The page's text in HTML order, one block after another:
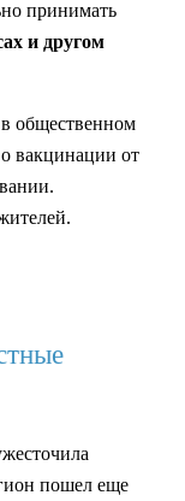
принимать
и другом
в общественном
о вакцинации от
пошел еще